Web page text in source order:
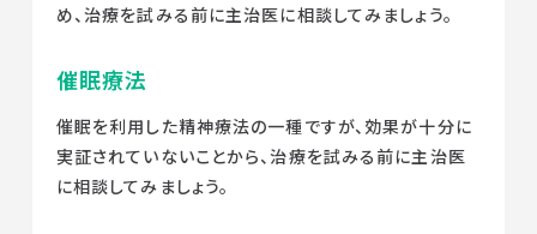
め、治療を試みる前に主治医に相談してみましょう。
催眠療法
催眠を利用した精神療法の一種ですが、効果が十分に
実証されていないことから、治療を試みる前に主治医
に相談してみましょう。